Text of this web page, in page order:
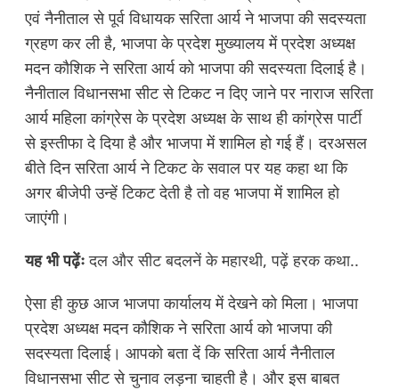
एवं नैनीताल से पूर्व विधायक सरिता आर्य ने भाजपा की सदस्यता
ग्रहण कर ली है, भाजपा के प्रदेश मुख्यालय में प्रदेश अध्यक्ष
मदन कौशिक ने सरिता आर्य को भाजपा की सदस्यता दिलाई है।
नैनीताल विधानसभा सीट से टिकट न दिए जाने पर नाराज सरिता
आर्य महिला कांग्रेस के प्रदेश अध्यक्ष के साथ ही कांग्रेस पार्टी
से इस्तीफा दे दिया है और भाजपा में शामिल हो गई हैं। दरअसल
बीते दिन सरिता आर्य ने टिकट के सवाल पर यह कहा था कि
अगर बीजेपी उन्हें टिकट देती है तो वह भाजपा में शामिल हो
जाएंगी।
यह भी पढ़ेंःदल और सीट बदलनें के महारथी, पढ़ें हरक कथा..
ऐसा ही कुछ आज भाजपा कार्यालय में देखने को मिला। भाजपा
प्रदेश अध्यक्ष मदन कौशिक ने सरिता आर्य को भाजपा की
सदस्यता दिलाई। आपको बता दें कि सरिता आर्य नैनीताल
विधानसभा सीट से चुनाव लड़ना चाहती है। और इस बाबत